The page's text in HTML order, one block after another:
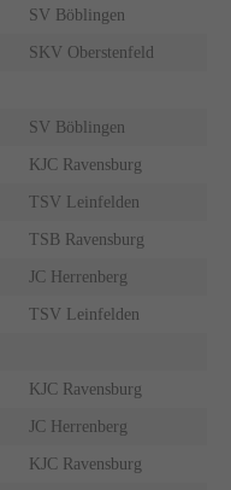
SV Böblingen
SKV Oberstenfeld
SV Böblingen
KJC Ravensburg
TSV Leinfelden
TSB Ravensburg
JC Herrenberg
TSV Leinfelden
KJC Ravensburg
JC Herrenberg
KJC Ravensburg